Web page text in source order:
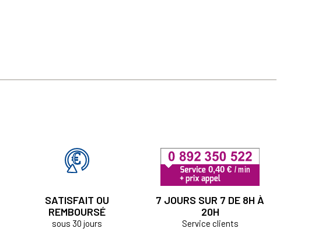
SATISFAIT OU
REMBOURSÉ
sous 30 jours
7 JOURS SUR 7 DE 8H À
20H
Service clients